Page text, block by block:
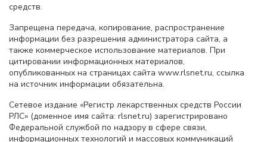
средств.
Запрещена передача, копирование, распространение
информации без разрешения администратора сайта, а
также коммерческое использование материалов. При
цитировании информационных материалов,
опубликованных на страницах сайта www.rlsnet.ru, ссылка
на источник информации обязательна.
Сетевое издание «Регистр лекарственных средств России
РЛС» (доменное имя сайта: rlsnet.ru) зарегистрировано
Федеральной службой по надзору в сфере связи,
информационных технологий и массовых коммуникаций